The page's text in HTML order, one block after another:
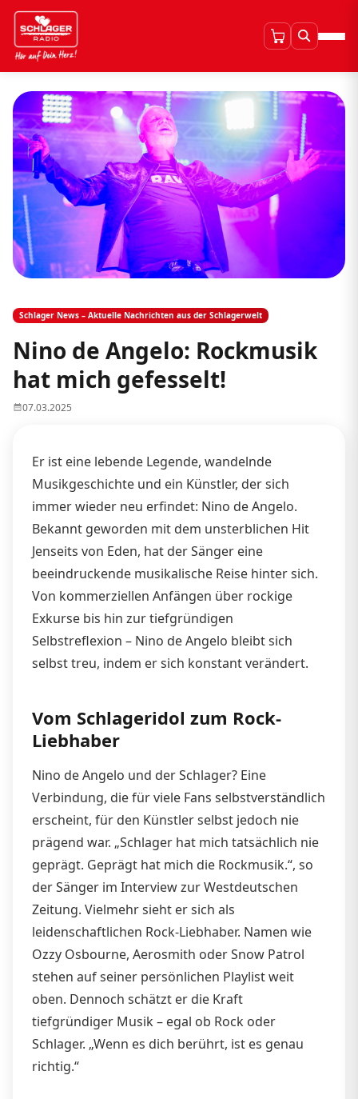
Schlager News – Aktuelle Nachrichten aus der Schlagerwelt
Nino de Angelo: Rockmusik
hat mich gefesselt!
07.03.2025
Er ist eine lebende Legende, wandelnde
Musikgeschichte und ein Künstler, der sich
immer wieder neu erfindet: Nino de Angelo.
Bekannt geworden mit dem unsterblichen Hit
Jenseits von Eden, hat der Sänger eine
beeindruckende musikalische Reise hinter sich.
Von kommerziellen Anfängen über rockige
Exkurse bis hin zur tiefgründigen
Selbstreflexion – Nino de Angelo bleibt sich
selbst treu, indem er sich konstant verändert.
Vom Schlageridol zum Rock-
Liebhaber
Nino de Angelo und der Schlager? Eine
Verbindung, die für viele Fans selbstverständlich
erscheint, für den Künstler selbst jedoch nie
prägend war. „Schlager hat mich tatsächlich nie
geprägt. Geprägt hat mich die Rockmusik.“, so
der Sänger im Interview zur Westdeutschen
Zeitung. Vielmehr sieht er sich als
leidenschaftlichen Rock-Liebhaber. Namen wie
Ozzy Osbourne, Aerosmith oder Snow Patrol
stehen auf seiner persönlichen Playlist weit
oben. Dennoch schätzt er die Kraft
tiefgründiger Musik – egal ob Rock oder
Schlager. „Wenn es dich berührt, ist es genau
richtig.“